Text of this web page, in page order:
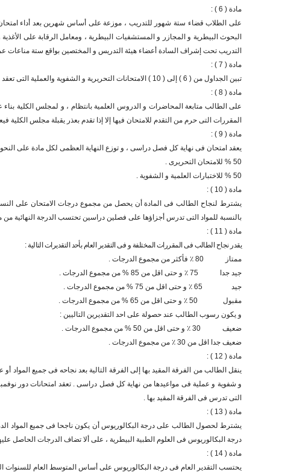
مادة ( 6 ) :
على الطلاب قضاء ستة شهور للتدريب ، موزعة على أساس شهرين بعد أداء امتحان
البحوث البيطرية و المجازر و المستشفيات البيطرية ، ومعامل الرقابة على
التدريب تحت إشراف السادة أعضاء هيئة التدريس و المختصين بواقع ستة مناعات
مادة ( 7 ) :
تبين الجداول من ( 6 ) إلى ( 10 ) الامتحانات التحريرية و الشفوية والعملية التى تعقد طبقا لنظام الفصل الدراسى (الترم) وكذلك النهاية العظمى للمواد و عدد ساعات الامتحان التحريرى لكل مادة .
مادة ( 8 ) :
على الطالب متابعة المحاضرات و الدروس العلمية بانتظام ، و لمجلس الكلية
المقررات التى حرم من التقدم للامتحان فيها إلا إذا تقدم بعذر يقبلة مجلس الكلية
مادة ( 9 ) :
يعقد امتحان فى نهاية كل فصل دراسى ، و توزع النهاية العظمى لكل مادة على النحو
50 % للامتحان التحريرى .
50 % للاختبارات العلمية و الشفوية .
مادة ( 10 ) :
بالنسبة للمواد التى تدرس أجزاؤها على فصلين دراسين تحتسب الدرجة النهائية
مادة ( 11 ) :
يقدر نجاح الطالب فى المقررات المختلفة و فى التقدير العام بأحد التقديرات التالية :
ممتاز 80 ٪ فأكثر من مجموع الدرجات .
جيد جدا 75 ٪ و حتى اقل من 85 % من مجموع الدرجات .
جيد 65 ٪ و حتى اقل من 75 % من مجموع الدرجات .
مقبول 50 ٪ و حتى اقل من 65 % من مجموع الدرجات .
و يكون رسوب الطالب عند حصولة على احد التقديرين التاليين :
ضعيف 30 ٪ و حتى اقل من 50 % من مجموع الدرجات .
ضعيف جدا اقل من 30 ٪ من مجموع الدرجات .
مادة ( 12 ) :
ينقل الطالب من الفرقة المقيد بها إلى الفرقة التالية بعد نجاحه فى جميع
و شفوية و عملية فى مواعيدها من نهاية كل فصل دراسى . تعقد امتحانات دور
التى تدرس فى الفرقة المقيد بها .
مادة ( 13 ) :
يشترط لحصول الطالب على درجة البكالوريوس أن يكون ناجحا فى جميع المواد
درجة البكالوريوس فى العلوم الطبية البيطرية ، على ألا تضاف الدرجات الحاصل
مادة ( 14 ) :
يحتسب التقدير العام فى درجة البكالوريوس على أساس المتوسط العام للسنوات